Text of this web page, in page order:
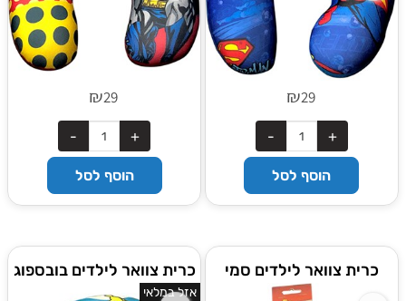
₪29
הוסף לסל
₪29
הוסף לסל
כרית צוואר לילדים סמי
הכבאי
כרית צוואר לילדים בובספוג
אזל במלאי